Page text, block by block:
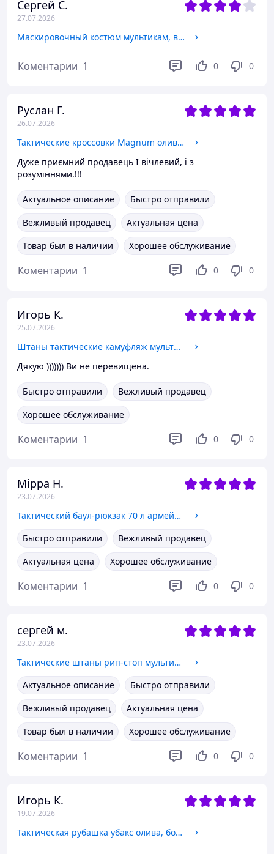
Сергей С.
27.07.2026
Маскировочный костюм мультикам, военный костюм сетка, армейский костюм маскировочный мультикам 52/54 rykjoh
Коментарии 1 0 0
Руслан Г.
26.07.2026
Тактические кроссовки Magnum олива, летние военные кроссовки зсу, армейские кроссовки хаки 43 edc4ui
Дуже приємний продавець І вічлевий, і з
розуміннями.!!!
Актуальное описание
Быстро отправили
Вежливый продавец
Актуальная цена
Товар был в наличии
Хорошее обслуживание
Коментарии 1 0 0
Игорь К.
25.07.2026
Штаны тактические камуфляж мультикам, боевые штаны зсу летние, военные штаны мультикам frocgs XL
Дякую ))))))) Ви не перевищена.
Быстро отправили
Вежливый продавец
Хорошее обслуживание
Коментарии 1 0 0
Мірра Н.
23.07.2026
Тактический баул-рюкзак 70 л армейский черного цвета, армейский штурмовой рюкзак зсу frocgs
Быстро отправили
Вежливый продавец
Актуальная цена
Хорошее обслуживание
Коментарии 1 0 0
сергей м.
23.07.2026
Тактические штаны рип-стоп мультикам с наколенниками весна-лето, военные штаны зсу тактические мультикам L thrjhe
Актуальное описание
Быстро отправили
Вежливый продавец
Актуальная цена
Товар был в наличии
Хорошее обслуживание
Коментарии 1 0 0
Игорь К.
19.07.2026
Тактическая рубашка убакс олива, боевая кофта зсу, легкий армейский свитшот хаки, рубашка ubacs XL redqzi